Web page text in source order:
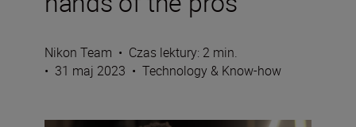
Nikon Team • Czas lektury: 2 min.
• 31 maj 2023 • Technology & Know-how